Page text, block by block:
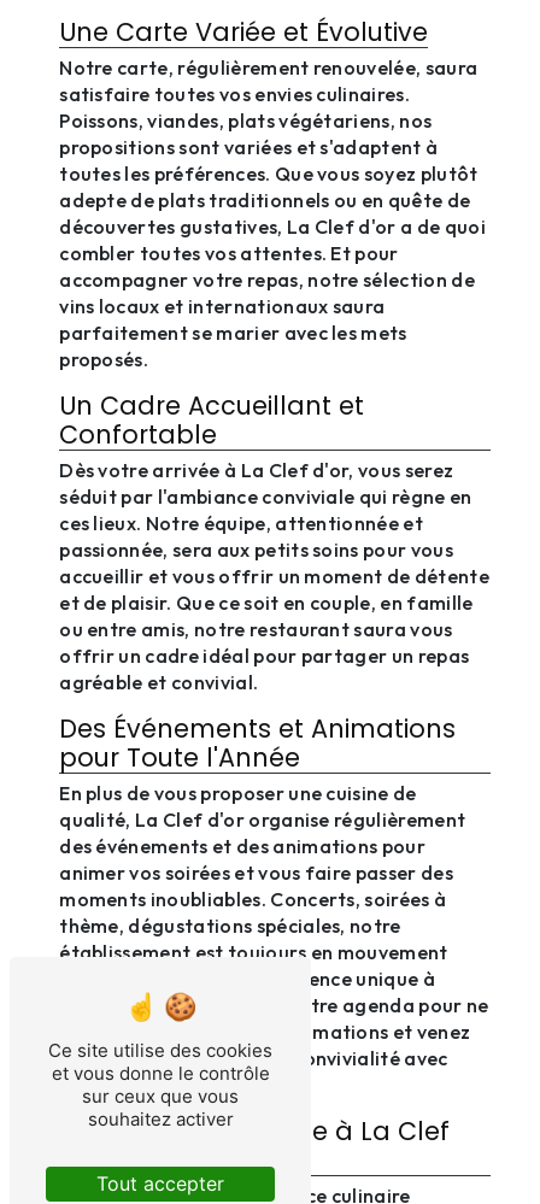
Une Carte Variée et Évolutive
Notre carte, régulièrement renouvelée, saura
satisfaire toutes vos envies culinaires.
Poissons, viandes, plats végétariens, nos
propositions sont variées et s'adaptent à
toutes les préférences. Que vous soyez plutôt
adepte de plats traditionnels ou en quête de
découvertes gustatives, La Clef d'or a de quoi
combler toutes vos attentes. Et pour
accompagner votre repas, notre sélection de
vins locaux et internationaux saura
parfaitement se marier avec les mets
proposés.
Un Cadre Accueillant et
Confortable
Dès votre arrivée à La Clef d'or, vous serez
séduit par l'ambiance conviviale qui règne en
ces lieux. Notre équipe, attentionnée et
passionnée, sera aux petits soins pour vous
accueillir et vous offrir un moment de détente
et de plaisir. Que ce soit en couple, en famille
ou entre amis, notre restaurant saura vous
offrir un cadre idéal pour partager un repas
agréable et convivial.
Des Événements et Animations
pour Toute l'Année
En plus de vous proposer une cuisine de
qualité, La Clef d'or organise régulièrement
des événements et des animations pour
animer vos soirées et vous faire passer des
moments inoubliables. Concerts, soirées à
thème, dégustations spéciales, notre
établissement est toujours en mouvement
pour vous offrir une expérience unique à
chaque visite. Consultez notre agenda pour ne
manquer aucune de nos animations et venez
partager des instants de convivialité avec
nous.
Réservez Votre Table à La Clef
d'or
Envie de vivre une expérience culinaire
Ce site utilise des cookies
et vous donne le contrôle
sur ceux que vous
souhaitez activer
Tout accepter